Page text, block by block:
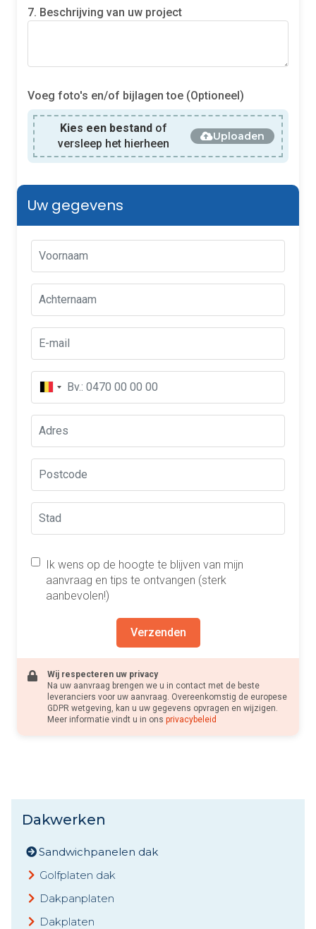
7. Beschrijving van uw project
Voeg foto's en/of bijlagen toe (Optioneel)
Kies een bestand of
versleep het hierheen
Uploaden
Uw gegevens
Ik wens op de hoogte te blijven van mijn
aanvraag en tips te ontvangen (sterk
aanbevolen!)
Verzenden
Wij respecteren uw privacy
Na uw aanvraag brengen we u in contact met de beste
leveranciers voor uw aanvraag. Overeenkomstig de europese
GDPR wetgeving, kan u uw gegevens opvragen en wijzigen.
Meer informatie vindt u in ons privacybeleid
Dakwerken
Sandwichpanelen dak
Golfplaten dak
Dakpanplaten
Dakplaten